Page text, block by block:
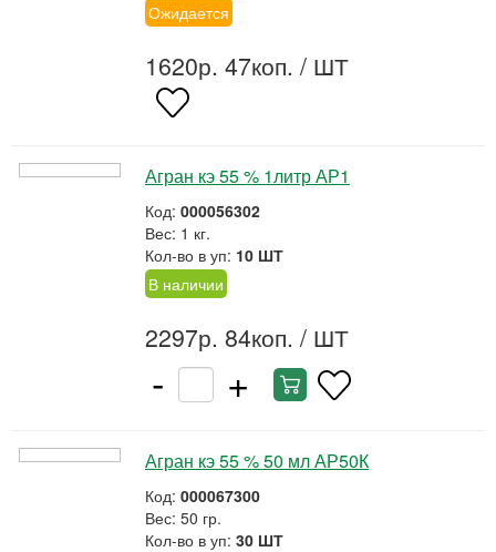
Ожидается
1620р. 47коп. / ШТ
Агран кэ 55 % 1литр АР1
Код: 000056302
Вес: 1 кг.
Кол-во в уп: 10 ШТ
В наличии
2297р. 84коп. / ШТ
- +
Агран кэ 55 % 50 мл АР50К
Код: 000067300
Вес: 50 гр.
Кол-во в уп: 30 ШТ